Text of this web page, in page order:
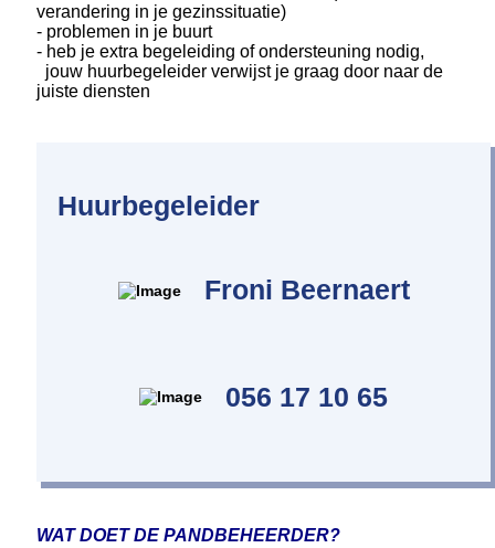
verandering in je gezinssituatie)
- problemen in je buurt
- heb je extra begeleiding of ondersteuning nodig,
jouw huurbegeleider verwijst je graag door naar de
juiste diensten
Huurbegeleider
Froni Beernaert
056 17 10 65
WAT DOET DE PANDBEHEERDER?